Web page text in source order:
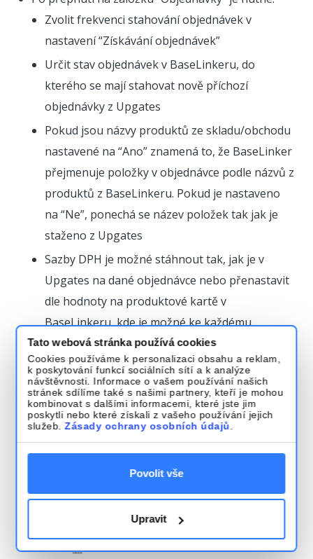
Tato webová stránka používá cookies
Cookies používáme k personalizaci obsahu a reklam,
k poskytování funkcí sociálních sítí a k analýze
návštěvnosti. Informace o vašem používání našich
stránek sdílíme také s našimi partnery, kteří je mohou
kombinovat s dalšími informacemi, které jste jim
poskytli nebo které získali z vašeho používání jejich
služeb.Zásady ochrany osobních údajů
Povolit vše
Upravit
Zvolit frekvenci stahování objednávek v
nastavení “Získávání objednávek”
Určit stav objednávek v BaseLinkeru, do
kterého se mají stahovat nově příchozí
objednávky z Upgates
Pokud jsou názvy produktů ze skladu/obchodu
nastavené na “Ano” znamená to, že BaseLinker
přejmenuje položky v objednávce podle názvů z
produktů z BaseLinkeru. Pokud je nastaveno
na “Ne”, ponechá se název položek tak jak je
staženo z Upgates
Sazby DPH je možné stáhnout tak, jak je v
Upgates na dané objednávce nebo přenastavit
dle hodnoty na produktové kartě v
BaseLinkeru, kde je možné ke každému
produktu určit výši DPH